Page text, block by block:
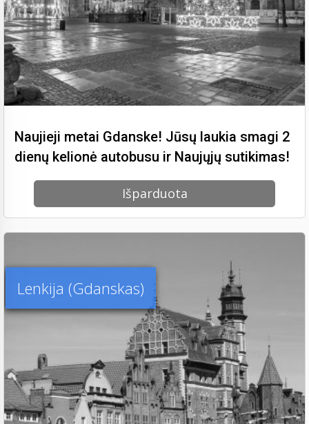
Naujieji metai Gdanske! Jūsų laukia smagi 2
dienų kelionė autobusu ir Naujųjų sutikimas!
Išparduota
Lenkija (Gdanskas)